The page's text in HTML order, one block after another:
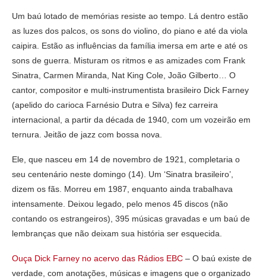
Um baú lotado de memórias resiste ao tempo. Lá dentro estão
as luzes dos palcos, os sons do violino, do piano e até da viola
caipira. Estão as influências da família imersa em arte e até os
sons de guerra. Misturam os ritmos e as amizades com Frank
Sinatra, Carmen Miranda, Nat King Cole, João Gilberto… O
cantor, compositor e multi-instrumentista brasileiro Dick Farney
(apelido do carioca Farnésio Dutra e Silva) fez carreira
internacional, a partir da década de 1940, com um vozeirão em
ternura. Jeitão de jazz com bossa nova.
Ele, que nasceu em 14 de novembro de 1921, completaria o
seu centenário neste domingo (14). Um ‘Sinatra brasileiro’,
dizem os fãs. Morreu em 1987, enquanto ainda trabalhava
intensamente. Deixou legado, pelo menos 45 discos (não
contando os estrangeiros), 395 músicas gravadas e um baú de
lembranças que não deixam sua história ser esquecida.
Ouça Dick Farney no acervo das Rádios EBC – O baú existe de
verdade, com anotações, músicas e imagens que o organizado